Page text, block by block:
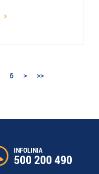
6 > >>
INFOLINIA
500 200 490